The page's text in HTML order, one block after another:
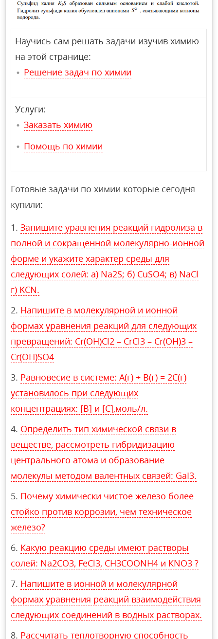
Научись сам решать задачи изучив химию
на этой странице:
Решение задач по химии
Услуги:
Заказать химию
Помощь по химии
Готовые задачи по химии которые сегодня
купили:
Запишите уравнения реакций гидролиза в
полной и сокращенной молекулярно-ионной
форме и укажите характер среды для
следующих солей: а) Na2S; б) CuSO4; в) NaCl
г) KCN.
Напишите в молекулярной и ионной
формах уравнения реакций для следующих
превращений: Cr(OH)Cl2 – CrCl3 – Cr(OH)3 –
Cr(OH)SO4
Равновесие в системе: А(г) + B(г) = 2С(г)
установилось при следующих
концентрациях: [В] и [С],моль/л.
Определить тип химической связи в
веществе, рассмотреть гибридизацию
центрального атома и образование
молекулы методом валентных связей: GaI3.
Почему химически чистое железо более
стойко против коррозии, чем техническое
железо?
Какую реакцию среды имеют растворы
солей: Na2CO3, FeСl3, СН3СООNН4 и КNО3 ?
Напишите в ионной и молекулярной
формах уравнения реакций взаимодействия
следующих соединений в водных растворах.
Рассчитать теплотворную способность